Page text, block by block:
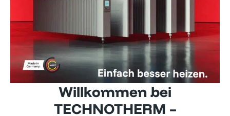
Willkommen bei
TECHNOTHERM –